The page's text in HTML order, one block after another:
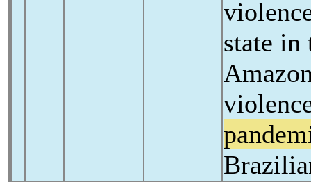
state in